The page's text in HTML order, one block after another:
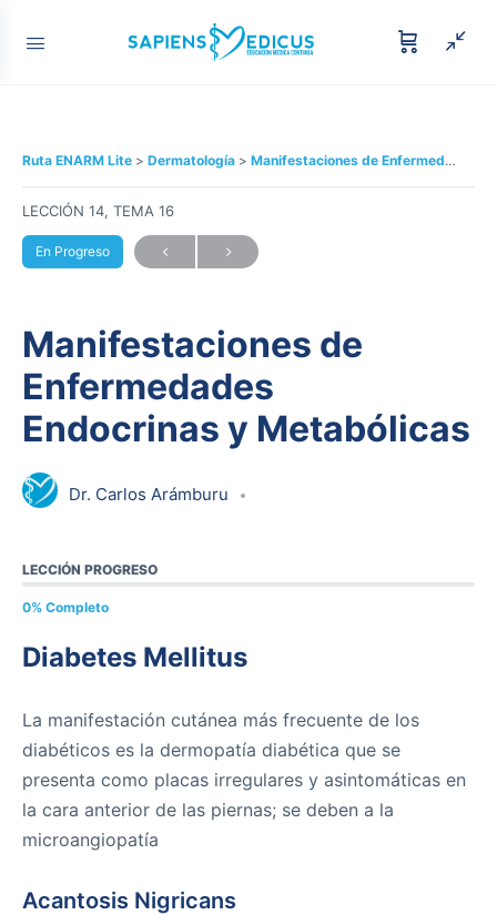
Ruta ENARM Lite Dermatología Manifestaciones de Enfermedades Endocrinas y Metabólicas
LECCIÓN 14, TEMA 16
En Progreso
Manifestaciones de
Enfermedades
Endocrinas y Metabólicas
Dr. Carlos Arámburu
LECCIÓN PROGRESO
0% Completo
Diabetes Mellitus
La manifestación cutánea más frecuente de los
diabéticos es la dermopatía diabética que se
presenta como placas irregulares y asintomáticas en
la cara anterior de las piernas; se deben a la
microangiopatía
Acantosis Nigricans